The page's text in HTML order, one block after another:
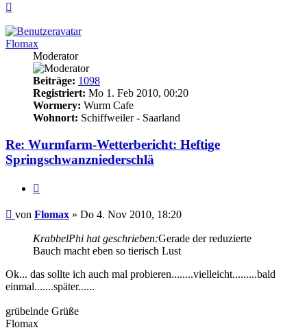
Flomax
Moderator
Beiträge: 1098
Registriert: Mo 1. Feb 2010, 00:20
Wormery: Wurm Cafe
Wohnort: Schiffweiler - Saarland
Re: Wurmfarm-Wetterbericht: Heftige
Springschwanzniederschlä
Beitrag
von Flomax » Do 4. Nov 2010, 18:20
KrabbelPhi hat geschrieben:Gerade der reduzierte
Bauch macht eben so tierisch Lust
Ok... das sollte ich auch mal probieren........vielleicht.........bald
einmal.......später......
grübelnde Grüße
Flomax